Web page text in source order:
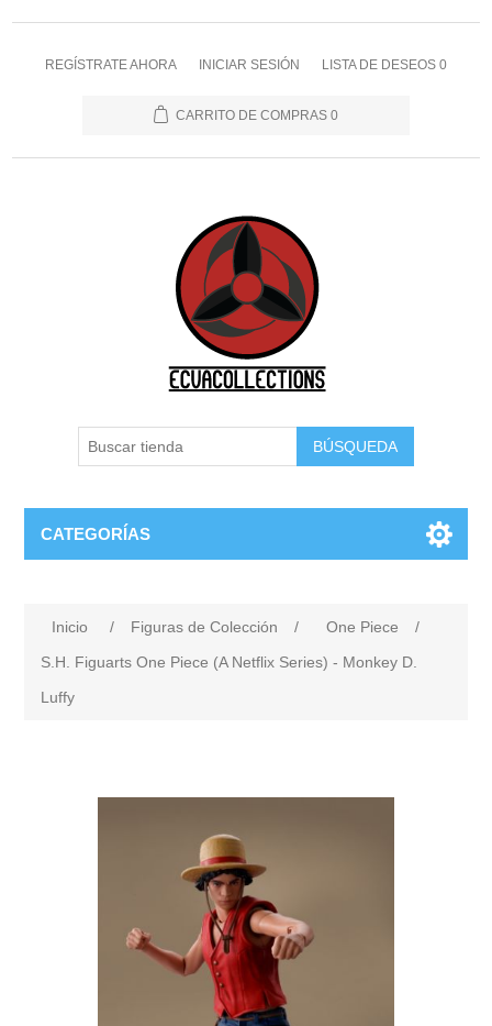
REGÍSTRATE AHORA INICIAR SESIÓN LISTA DE DESEOS 0
CARRITO DE COMPRAS 0
BÚSQUEDA
CATEGORÍAS
Inicio / Figuras de Colección / One Piece
/
S.H. Figuarts One Piece (A Netflix Series) - Monkey D.
Luffy